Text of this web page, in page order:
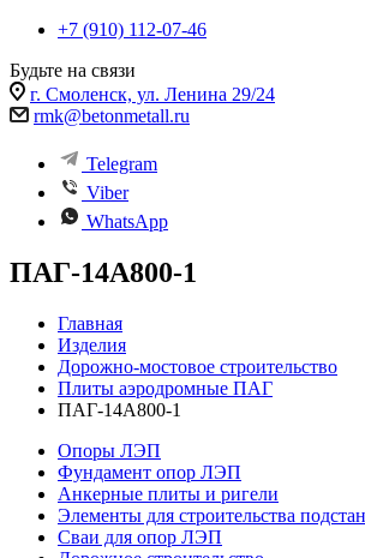
+7 (910) 112-07-46
Будьте на связи
г. Смоленск, ул. Ленина 29/24
rmk@betonmetall.ru
Telegram
Viber
WhatsApp
ПАГ-14A800-1
Главная
Изделия
Дорожно-мостовое строительство
Плиты аэродромные ПАГ
ПАГ-14A800-1
Опоры ЛЭП
Фундамент опор ЛЭП
Анкерные плиты и ригели
Элементы для строительства
Сваи для опор ЛЭП